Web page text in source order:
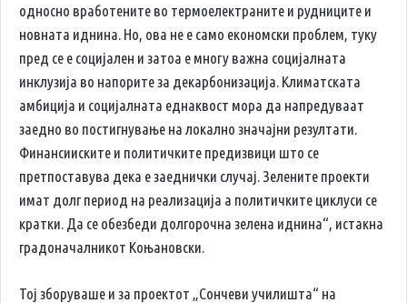
односно вработените во термоелектраните и рудниците и
новната иднина. Но, ова не е само економски проблем, туку
пред се е социјален и затоа е многу важна социјалната
инклузија во напорите за декарбонизација. Климатската
амбиција и социјалната еднаквост мора да напредуваат
заедно во постигнување на локално значајни резултати.
Финансииските и политичките предизвици што се
претпоставува дека е заеднички случај. Зелените проекти
имат долг период на реализација а политичките циклуси се
кратки. Да се обезбеди долгорочна зелена иднина“, истакна
градоначалникот Коњановски.
Тој зборуваше и за проектот „Сончеви училишта“ на